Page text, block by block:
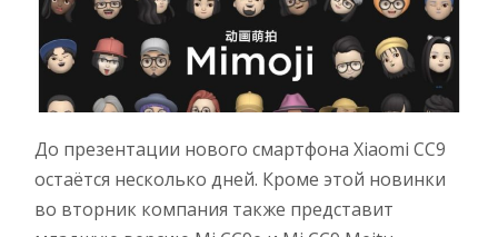
До презентации нового смартфона Xiaomi CC9
остаётся несколько дней. Кроме этой новинки
во вторник компания также представит